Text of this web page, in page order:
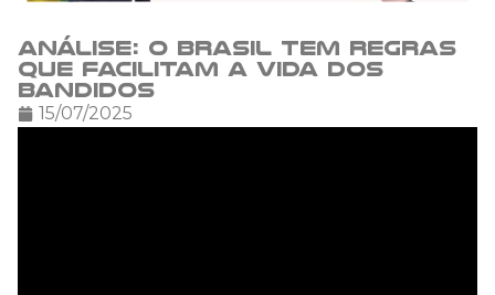
Análise: O Brasil tem regras
que facilitam a vida dos
bandidos
15/07/2025